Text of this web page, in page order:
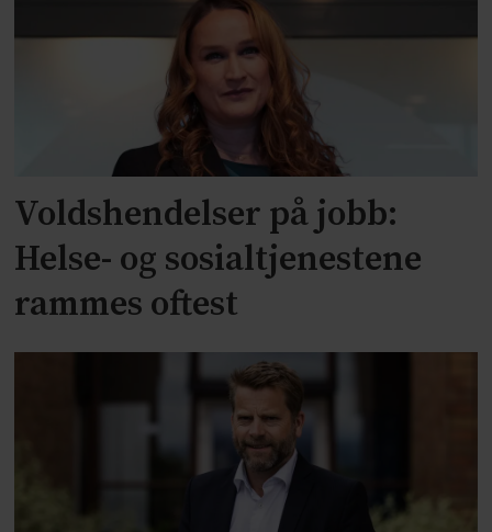
Voldshendelser på jobb:
Helse- og sosialtjenestene
rammes oftest